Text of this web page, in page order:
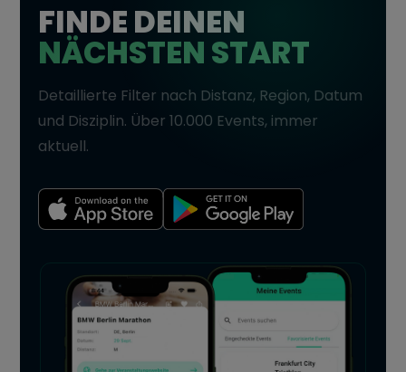
FINDE DEINEN
NÄCHSTEN START
Detaillierte Filter nach Distanz, Region, Datum
und Disziplin. Über 10.000 Events, immer
aktuell.